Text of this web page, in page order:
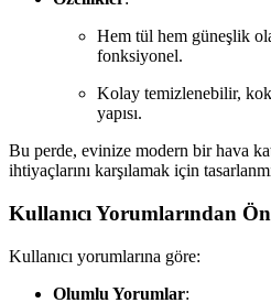
Hem tül hem güneşlik
fonksiyonel.
Kolay temizlenebilir,
yapısı.
Bu perde, evinize modern bir hava
ihtiyaçlarını karşılamak için
Kullanıcı Yorumlarından
Kullanıcı yorumlarına göre:
Olumlu Yorumlar: